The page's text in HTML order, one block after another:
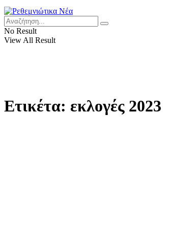
No Result
View All Result
Ετικέτα: εκλογές 2023